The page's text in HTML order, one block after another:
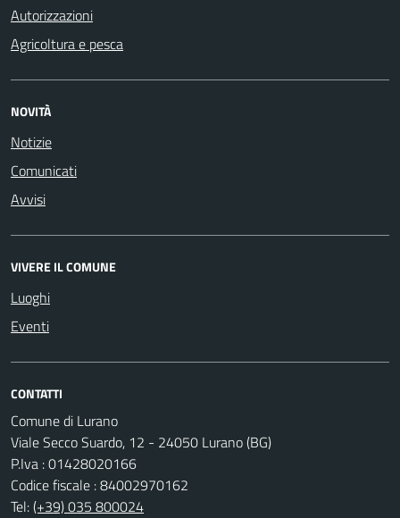
Autorizzazioni
Agricoltura e pesca
NOVITÀ
Notizie
Comunicati
Avvisi
VIVERE IL COMUNE
Luoghi
Eventi
CONTATTI
Comune di Lurano
Viale Secco Suardo, 12 - 24050 Lurano (BG)
P.Iva : 01428020166
Codice fiscale : 84002970162
Tel:(+39) 035 800024